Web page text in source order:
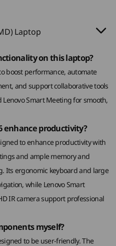
處理更專業
備私隱快門
備電力傳輸 3.1 及
傳輸 3.1 及 DisplayPort
4K@60Hz）；
to 64GB DDR5
儲存裝置
to 1TB M.2
Gen 4 x 4
購物
Laptops
Laptop
on this laptop?
boost performance, automate
and support collaborative tools
Smart Meeting for smooth,
enhance productivity?
to enhance productivity with
and ample memory and
Its ergonomic keyboard and large
while Lenovo Smart
IR camera support professional
myself?
to be user-friendly. The